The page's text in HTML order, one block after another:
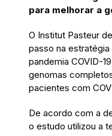
para melhorar a
O Institut Pasteur
passo na
pandemia COVID-
genomas
pacientes com
De acordo com a
o estudo utilizou a